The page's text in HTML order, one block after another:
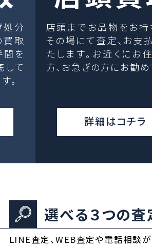
処分
取
間を
して
。
店頭までお品物をお持
その場にて査定、お支
たします。お近くにお
方、お急ぎの方にお勧め
詳細はコチラ
選べる３つの
LINE査定、WEB査定や電話相談が